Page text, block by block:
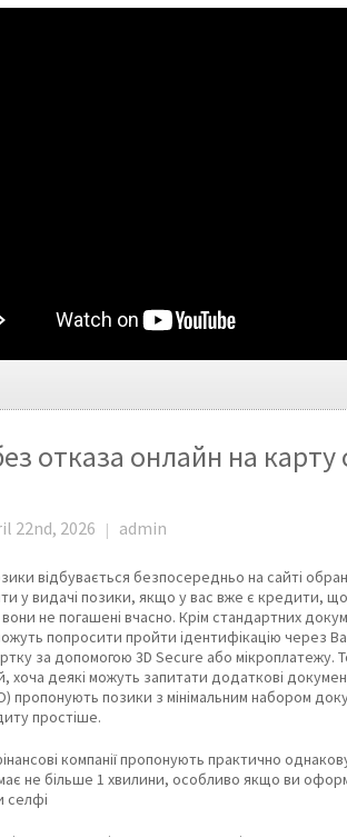
отказа онлайн на карту
22nd, 2026 | admin
відбувається безпосередньо на сайті
у видачі позики, якщо у вас вже є кредити, що
не погашені вчасно. Крім стандартних
попросити пройти ідентифікацію через
за допомогою 3D Secure або мікроплатежу.
деякі можуть запитати додаткові
пропонують позики з мінімальним набором
простіше.
компанії пропонують практично
не більше 1 хвилини, особливо якщо ви
селфі